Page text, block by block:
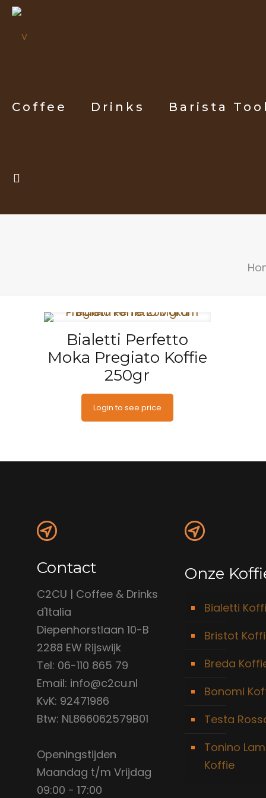
Coffee Drinks Barista
Bialetti Perfetto
Moka Pregiato Koffie
250gr
Login to see price
Contact
C2CU | Coffee & Drinks
d'Italia
Diepenhorstlaan 10-B
2288 EW Rijswijk
Tel: 06-110 865 79
Email: info@c2cu.nl
KvK: 92471986
Btw: NL866062579B01
Openingstijden
Maandag t/m Vrijdag
09:00 - 17:00
Onze
Bialetti
Bristot
Breda
Bonomi
Testa
Tonino
Koffie